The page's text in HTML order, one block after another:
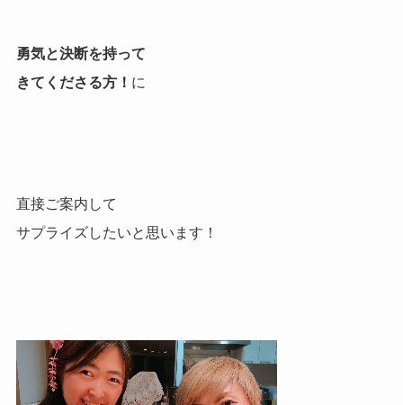
勇気と決断を持って
きてくださる方！ に
直接ご案内して
サプライズしたいと思います！